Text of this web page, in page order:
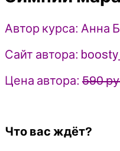
Божкова
Автор курса: Анна
Сайт автора:
Цена автора: 590
Что вас ждёт?